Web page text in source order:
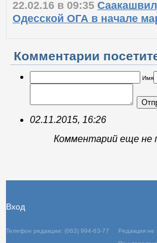
22.02.16 в 09:35
Одесской ОГА в начале
Комментарии
02.11.2015, 16:26
Комментарий еще не
Вход